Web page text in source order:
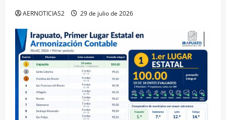
AERNOTICIAS2 29 de julio de 2026